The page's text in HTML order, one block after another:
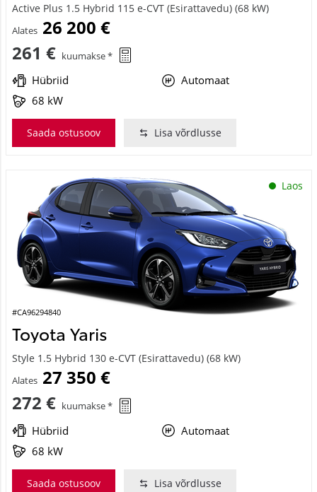
Active Plus 1.5 Hybrid 115 e-CVT (Esirattavedu) (68 kW)
Alates 26 200 €
261 € kuumakse *
Hübriid
Automaat
68 kW
Saada ostusoov Lisa võrdlusse
Laos
#CA96294840
Toyota Yaris
Style 1.5 Hybrid 130 e-CVT (Esirattavedu) (68 kW)
Alates 27 350 €
272 € kuumakse *
Hübriid
Automaat
68 kW
Saada ostusoov Lisa võrdlusse